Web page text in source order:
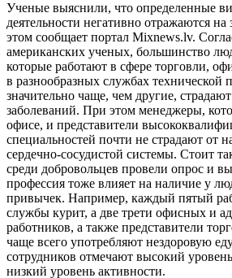
Ученые выяснили, что определенные
деятельности негативно отражаются на
этом сообщает портал Mixnews.lv.
американских ученых, большинство
которые работают в сфере торговли,
в разнообразных службах технической
значительно чаще, чем другие,
заболеваний. При этом менеджеры,
офисе, и представители
специальностей почти не страдают от
сердечно-сосудистой системы. Стоит
среди добровольцев провели опрос и
профессия тоже влияет на наличие у
привычек. Например, каждый пятый
службы курит, а две трети офисных и
работников, а также представители
чаще всего употребляют нездоровую
сотрудников отмечают высокий
низкий уровень активности.